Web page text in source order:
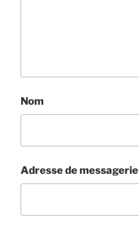
Nom
Adresse de messagerie